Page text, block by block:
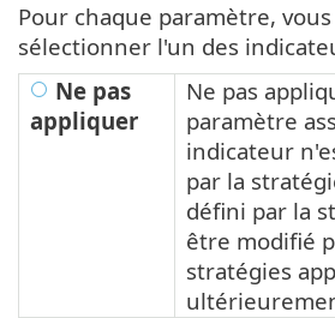
Pour chaque paramètre,
sélectionner l'un des
Ne pas
appliquer
Ne pas
paramètre
indicateur
par la
défini par la
être modifié
stratégies